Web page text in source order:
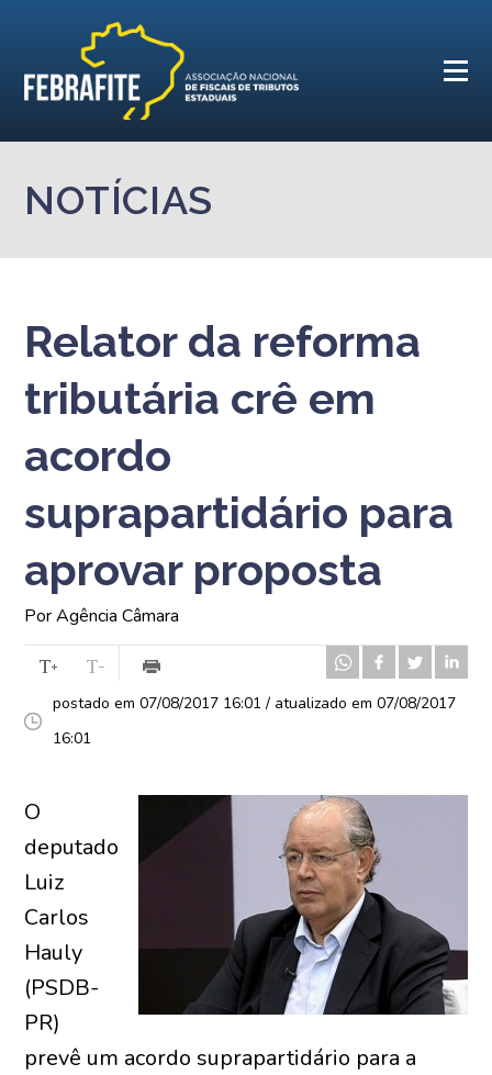
NOTÍCIAS
Relator da reforma
tributária crê em
acordo
suprapartidário para
aprovar proposta
Por Agência Câmara
postado em 07/08/2017 16:01 / atualizado em 07/08/2017
16:01
O
deputado
Luiz
Carlos
Hauly
(PSDB-
PR)
prevê um acordo suprapartidário para a